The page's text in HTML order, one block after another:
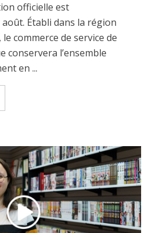
officielle est
Établi dans la région
commerce de service de
conservera l’ensemble
en ...